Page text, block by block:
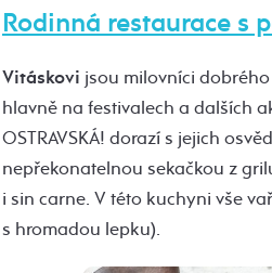
Rodinná restaurace s
Vitáskovi jsou milovníci
hlavně na festivalech a dalších
OSTRAVSKÁ! dorazí s jejich
nepřekonatelnou sekačkou z
i sin carne. V této kuchyni vše
s hromadou lepku).